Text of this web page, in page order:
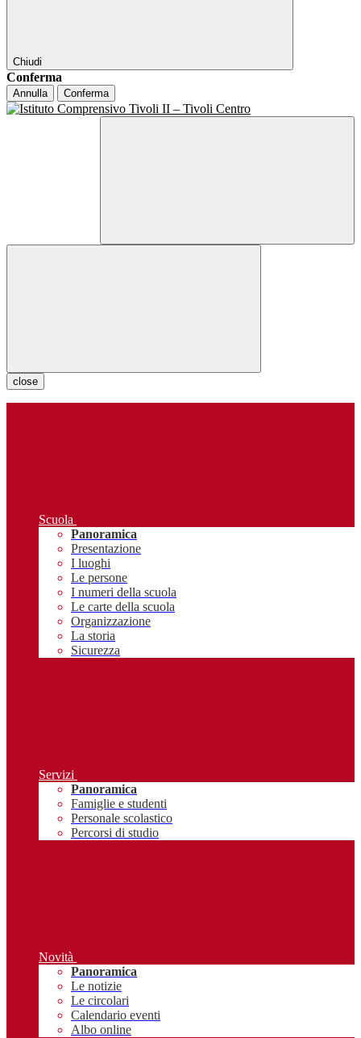
Chiudi
Conferma
Annulla Conferma
close
Scuola
Panoramica
Presentazione
I luoghi
Le persone
I numeri della scuola
Le carte della scuola
Organizzazione
La storia
Sicurezza
Servizi
Panoramica
Famiglie e studenti
Personale scolastico
Percorsi di studio
Novità
Panoramica
Le notizie
Le circolari
Calendario eventi
Albo online